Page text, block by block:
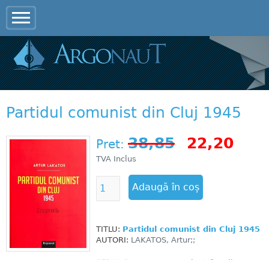
Partidul comunist din Cluj 1945
Pret: 38,85 22,20
TVA Inclus
TITLU: Partidul comunist din Cluj 1945
AUTORI: LAKATOS, Artur;;